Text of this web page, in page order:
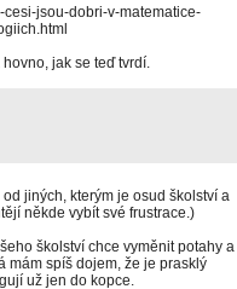
cesi-jsou-dobri-v-matematice-
jak se teď tvrdí.
jiných, kterým je osud školství a
někde vybít své frustrace.)
školství chce vyměnit potahy a
mám spíš dojem, že je prasklý
už jen do kopce.